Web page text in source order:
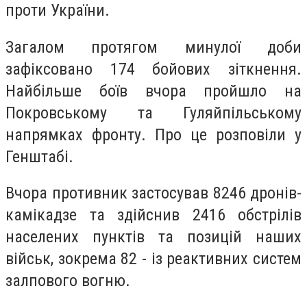
проти України.
Загалом протягом минулої доби
зафіксовано 174 бойових зіткнення.
Найбільше боїв вчора пройшло на
Покровському та Гуляйпільському
напрямках фронту. Про це розповіли у
Генштабі.
Вчора противник застосував 8246 дронів-
камікадзе та здійснив 2416 обстрілів
населених пунктів та позицій наших
військ, зокрема 82 - із реактивних систем
залпового вогню.